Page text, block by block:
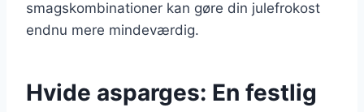
smagskombinationer kan gøre din julefrokost
endnu mere mindeværdig.
Hvide asparges: En festlig